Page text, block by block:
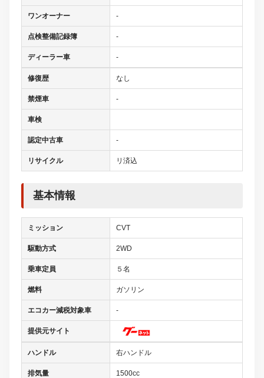
ワンオーナー -
点検整備記録簿 -
ディーラー車 -
修復歴 なし
禁煙車 -
車検
認定中古車 -
リサイクル リ済込
基本情報
ミッション CVT
駆動方式 2WD
乗車定員 ５名
燃料 ガソリン
エコカー減税対象車 -
提供元サイト
ハンドル 右ハンドル
排気量 1500cc